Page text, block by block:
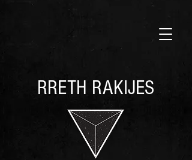
RRETH RAKIJES